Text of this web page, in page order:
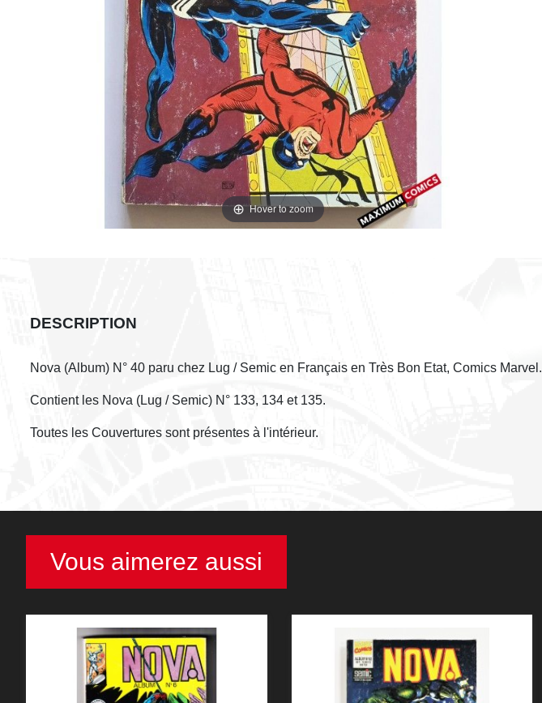
Hover to zoom
DESCRIPTION
Nova (Album) N° 40 paru chez Lug / Semic en Français en Très Bon Etat, Comics Marvel.
Contient les Nova (Lug / Semic) N° 133, 134 et 135.
Toutes les Couvertures sont présentes à l'intérieur.
Vous aimerez aussi